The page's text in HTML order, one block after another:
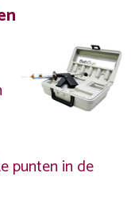
punten in de